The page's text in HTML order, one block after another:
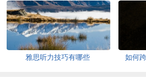
雅思听力技巧有哪些 如何